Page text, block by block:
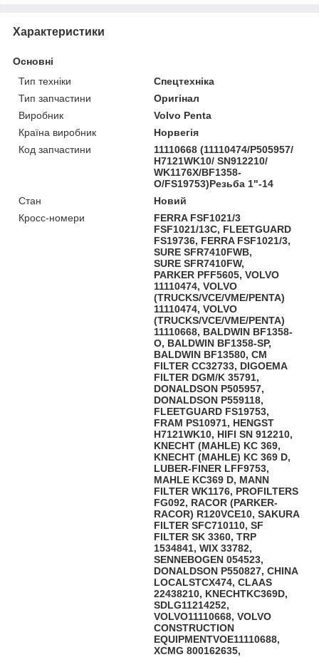
Характеристики
Основні
Тип техніки
Спецтехніка
Тип запчастини
Оригінал
Виробник
Volvo Penta
Країна виробник
Норвегія
Код запчастини
11110668 (11110474/P505957/
H7121WK10/ SN912210/
WK1176X/BF1358-
O/FS19753)Резьба 1"-14
Стан
Новий
Кросс-номери
FERRA FSF1021/3
FSF1021/13C, FLEETGUARD
FS19736, FERRA FSF1021/3,
SURE SFR7410FWB,
SURE SFR7410FW,
PARKER PFF5605, VOLVO
11110474, VOLVO
(TRUCKS/VCE/VME/PENTA)
11110474, VOLVO
(TRUCKS/VCE/VME/PENTA)
11110668, BALDWIN BF1358-
O, BALDWIN BF1358-SP,
BALDWIN BF13580, CM
FILTER CC32733, DIGOEMA
FILTER DGM/K 35791,
DONALDSON P505957,
DONALDSON P559118,
FLEETGUARD FS19753,
FRAM PS10971, HENGST
H7121WK10, HIFI SN 912210,
KNECHT (MAHLE) KC 369,
KNECHT (MAHLE) KC 369 D,
LUBER-FINER LFF9753,
MAHLE KC369 D, MANN
FILTER WK1176, PROFILTERS
FG092, RACOR (PARKER-
RACOR) R120VCE10, SAKURA
FILTER SFC710110, SF
FILTER SK 3360, TRP
1534841, WIX 33782,
SENNEBOGEN 054523,
DONALDSON P550827, CHINA
LOCALSTCX474, CLAAS
22438210, KNECHTKC369D,
SDLG11214252,
VOLVO11110668, VOLVO
CONSTRUCTION
EQUIPMENTVOE11110688,
XCMG 800162635,